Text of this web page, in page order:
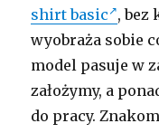
shirt basic , bez
wyobraża sobie
model pasuje w
założymy, a
do pracy.